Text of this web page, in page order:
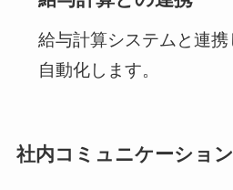
給与計算システムと連
自動化します。
社内コミュニケーショ